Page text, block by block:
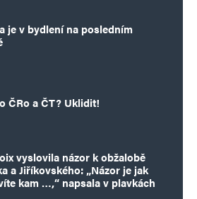
je v bydlení na posledním
ČRo a ČT? Uklidit!
vyslovila názor k obžalobě
a Jiříkovského: „Názor je jak
kam …,“ napsala v plavkách